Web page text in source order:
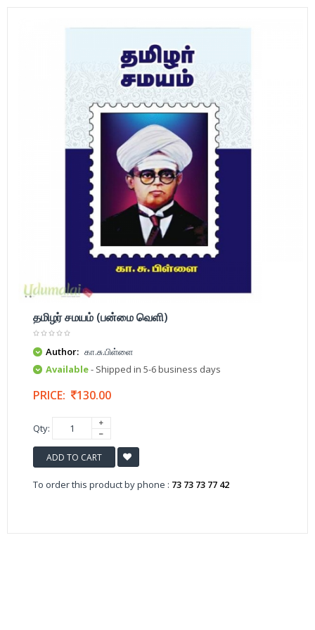
தமிழர் சமயம் (பன்மை வெளி)
Author: கா.சு.பிள்ளை
Available- Shipped in 5-6 business days
PRICE: 130.00
Qty:
ADD TO CART
To order this product by phone : 73 73 73 77 42